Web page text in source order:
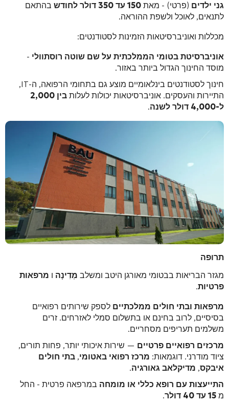
גני ילדים (פרטי) - מאת 150 עד 350 דולר לחודש
בהתאם
לתנאים, לאוכל ולשפת ההוראה.
מכללות ואוניברסיטאות הזמינות לסטודנטים:
אוניברסיטת בטומי הממלכתית על שם שוטה רוסתוולי -
מוסד החינוך הגדול ביותר באזור.
חינוך לסטודנטים בינלאומיים מוצע גם בתחומי הרפואה, ה-IT,
התיירות והעסקים. אוניברסיטאות יכולות לעלות
בין 2,000
ל-4,000 דולר לשנה
.
תרופה
מגזר הבריאות בבטומי מאורגן היטב ומשלב מְדִינָה ו מרפאות
פרטיות.
מרפאות ובתי חולים ממלכתיים לספק שירותים רפואיים
בסיסיים, לרוב בחינם או בתשלום סמלי לאזרחים. זרים
משלמים תעריפים מסחריים.
מרכזים רפואיים פרטיים — שירות איכותי יותר, פחות תורים,
ציוד מודרני. דוגמאות: מרכז רפואי באטומי, בתי חולים
איבקס, מדיקלאב גאורגיה.
התייעצות עם רופא כללי או מומחה במרפאה פרטית - החל
מ 15 עד 40 דולר
.